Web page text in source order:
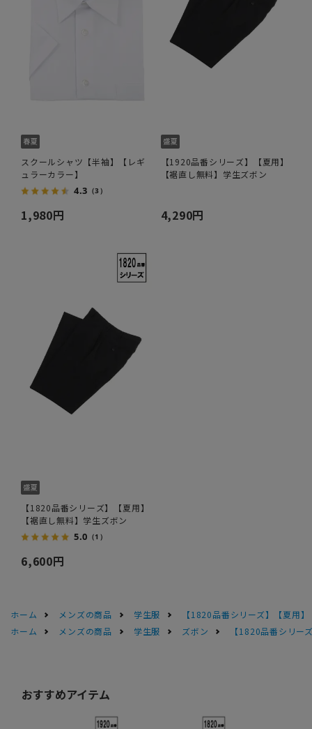
スクールシャツ【半袖】【レギ
ュラーカラー】
4.3 （3）
1,980円
【1920品番シリーズ】【夏用】
【裾直し無料】学生ズボン
4,290円
【1820品番シリーズ】【夏用】
【裾直し無料】学生ズボン
5.0 （1）
6,600円
ホーム メンズの商品 学生服
【1820品番シリーズ】【夏用
ホーム
メンズの商品 学生服 ズボン 【1820品番シリー